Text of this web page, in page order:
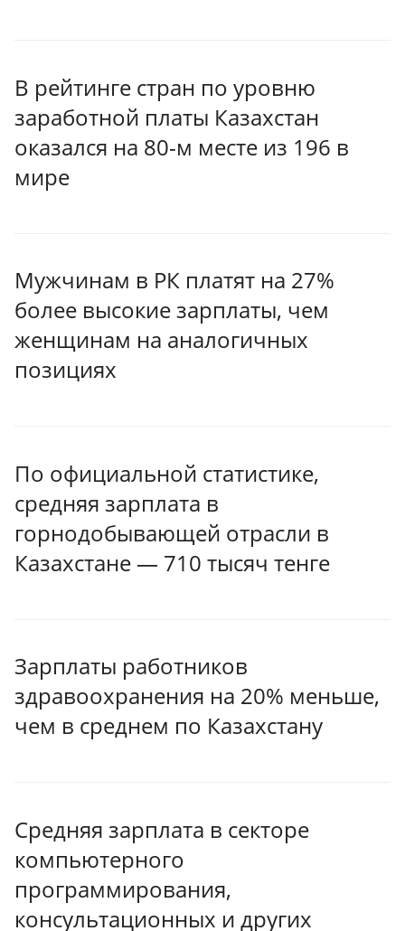
В рейтинге стран по уровню
заработной платы Казахстан
оказался на 80-м месте из 196 в
мире
Мужчинам в РК платят на 27%
более высокие зарплаты, чем
женщинам на аналогичных
позициях
По официальной статистике,
средняя зарплата в
горнодобывающей отрасли в
Казахстане — 710 тысяч тенге
Зарплаты работников
здравоохранения на 20% меньше,
чем в среднем по Казахстану
Средняя зарплата в секторе
компьютерного
программирования,
консультационных и других